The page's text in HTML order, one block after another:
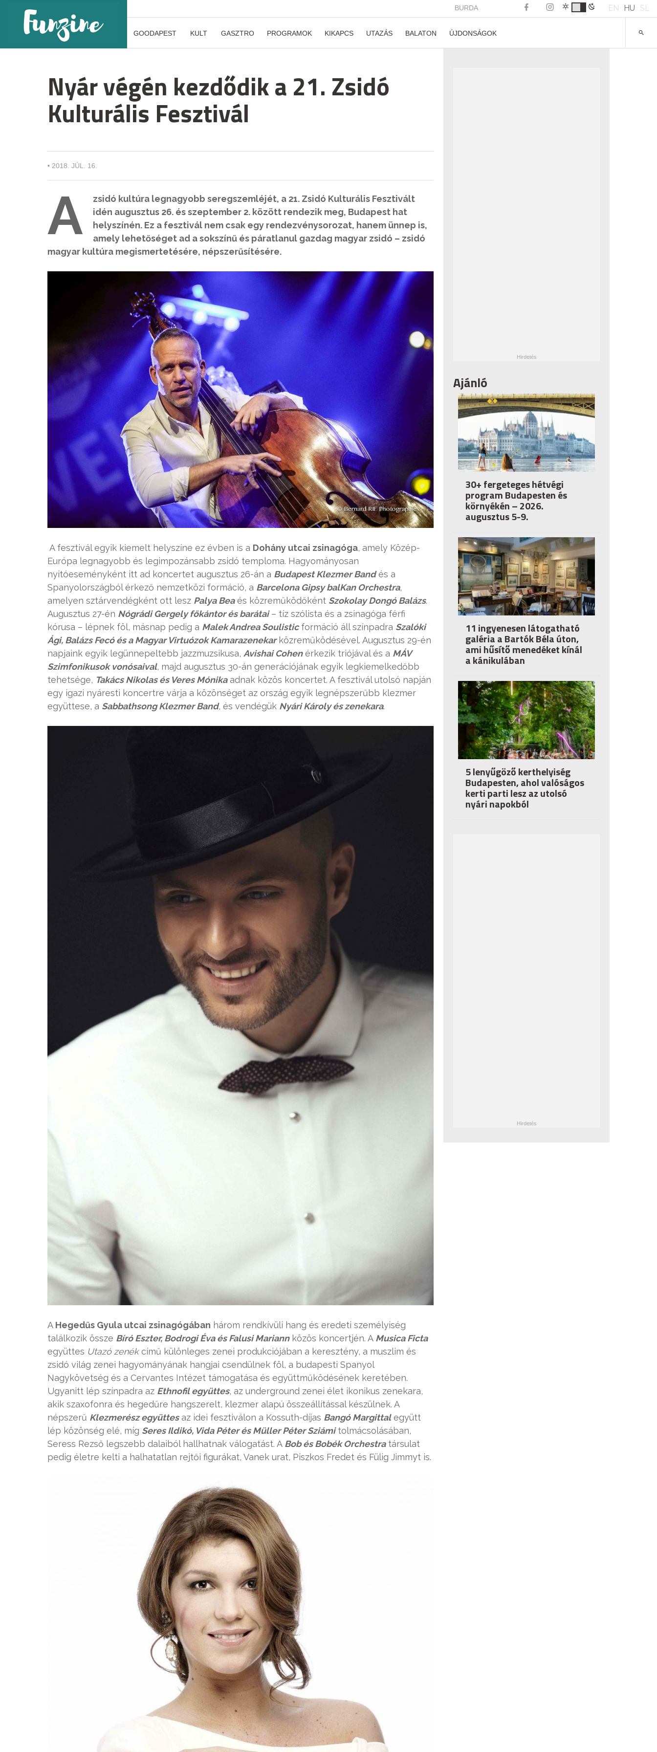
BURDA EN HU SL
GOODAPEST KULT GASZTRO PROGRAMOK KIKAPCS UTAZÁS BALATON ÚJDONSÁGOK
Nyár végén kezdődik a 21. Zsidó
Kulturális Fesztivál
• 2018. JÚL. 16.
A
zsidó kultúra legnagyobb seregszemléjét, a 21. Zsidó Kulturális Fesztivált
idén augusztus 26. és szeptember 2. között rendezik meg, Budapest hat
helyszínén. Ez a fesztivál nem csak egy rendezvénysorozat, hanem ünnep is,
amely lehetőséget ad a sokszínű és páratlanul gazdag magyar zsidó – zsidó
magyar kultúra megismertetésére, népszerűsítésére.
A fesztivál egyik kiemelt helyszíne ez évben is a Dohány utcai zsinagóga, amely Közép-
Európa legnagyobb és legimpozánsabb zsidó temploma. Hagyományosan
nyitóeseményként itt ad koncertet augusztus 26-án a Budapest Klezmer Bandés a
Spanyolországból érkező nemzetközi formáció, a Barcelona Gipsy balKan Orchestra,
amelyen sztárvendégként ott lesz Palya Beaés közreműködőként Szokolay Dongó Balázs.
Augusztus 27-én Nógrádi Gergely főkántor és barátai– tíz szólista és a zsinagóga férfi
kórusa – lépnek föl, másnap pedig a Malek Andrea Soulisticformáció áll színpadra Szalóki
Ági, Balázs Fecó és a Magyar Virtuózok Kamarazenekarközreműködésével. Augusztus 29-én
napjaink egyik legünnepeltebb jazzmuzsikusa, Avishai Cohenérkezik triójával és a MÁV
Szimfonikusok vonósaival, majd augusztus 30-án generációjának egyik legkiemelkedőbb
tehetsége, Takács Nikolas és Veres Mónikaadnak közös koncertet. A fesztivál utolsó napján
egy igazi nyáresti koncertre várja a közönséget az ország egyik legnépszerűbb klezmer
együttese, a Sabbathsong Klezmer Band, és vendégük Nyári Károly és zenekara.
A Hegedűs Gyula utcai zsinagógában három rendkívüli hang és eredeti személyiség
találkozik össze Bíró Eszter, Bodrogi Éva és Falusi Mariannközös koncertjén. A Musica Ficta
együttes Utazó zenékcímű különleges zenei produkciójában a keresztény, a muszlim és
zsidó világ zenei hagyományának hangjai csendülnek föl, a budapesti Spanyol
Nagykövetség és a Cervantes Intézet támogatása és együttműködésének keretében.
Ugyanitt lép színpadra az Ethnofil együttes, az underground zenei élet ikonikus zenekara,
akik szaxofonra és hegedűre hangszerelt, klezmer alapú összeállítással készülnek. A
népszerű Klezmerész együttesaz idei fesztiválon a Kossuth-díjas Bangó Margittalegyütt
lép közönség elé, míg Seres Ildikó, Vida Péter és Müller Péter Sziámitolmácsolásában,
Seress Rezső legszebb dalaiból hallhatnak válogatást. A Bob és Bobék Orchestratársulat
pedig életre kelti a halhatatlan rejtői figurákat, Vanek urat, Piszkos Fredet és Fülig Jimmyt is.
Ajánló
30+ fergeteges hétvégi
program Budapesten és
környékén – 2026.
augusztus 5-9.
11 ingyenesen látogatható
galéria a Bartók Béla úton,
ami hűsítő menedéket kínál
a kánikulában
5 lenyűgöző kerthelyiség
Budapesten, ahol valóságos
kerti parti lesz az utolsó
nyári napokból